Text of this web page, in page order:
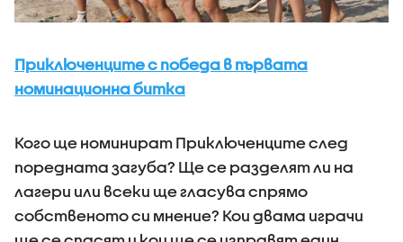
Приключенците с победа в първата
номинационна битка
Кого ще номинират Приключенците след
поредната загуба? Ще се разделят ли на
лагери или всеки ще гласува спрямо
собственото си мнение? Кои двама играчи